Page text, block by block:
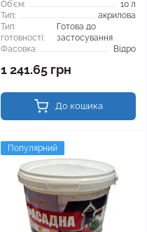
Об'єм:
10 л
Тип:
акрилова
Тип
готовності:
Готова до
застосування
Фасовка:
Відро
1 241.65 грн
До кошика
Популярний